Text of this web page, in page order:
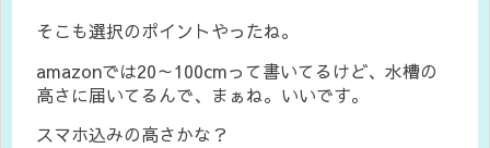
そこも選択のポイントやったね。
amazonでは20～100cmって書いてるけど、水槽の
高さに届いてるんで、まぁね。いいです。
スマホ込みの高さかな？